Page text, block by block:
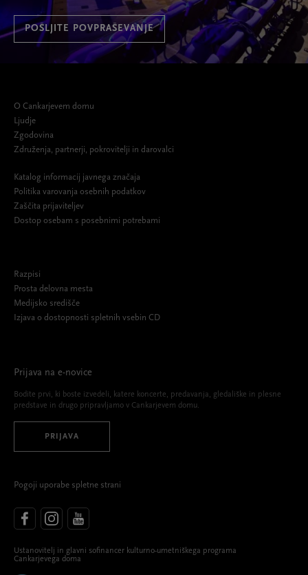
POŠLJITE POVPRAŠEVANJE
O Cankarjevem domu
Ljudje
Zgodovina
Združenja, partnerji, pokrovitelji in darovalci
Katalog informacij javnega značaja
Politika varovanja osebnih podatkov
Zaščita prijaviteljev
Dostop osebam s posebnimi potrebami
Razpisi
Prosta delovna mesta
Medijsko središče
Izjava o dostopnosti spletnih vsebin CD
Prijava na e-novice
Bodite prvi, ki boste izvedeli, katere koncerte, predavanja, gledališke in plesne
predstave in drugo pripravljamo v Cankarjevem domu.
PRIJAVA
Pogoji uporabe spletne strani
Ustanovitelj in glavni sofinancer kulturno-umetniškega programa
Cankarjevega doma